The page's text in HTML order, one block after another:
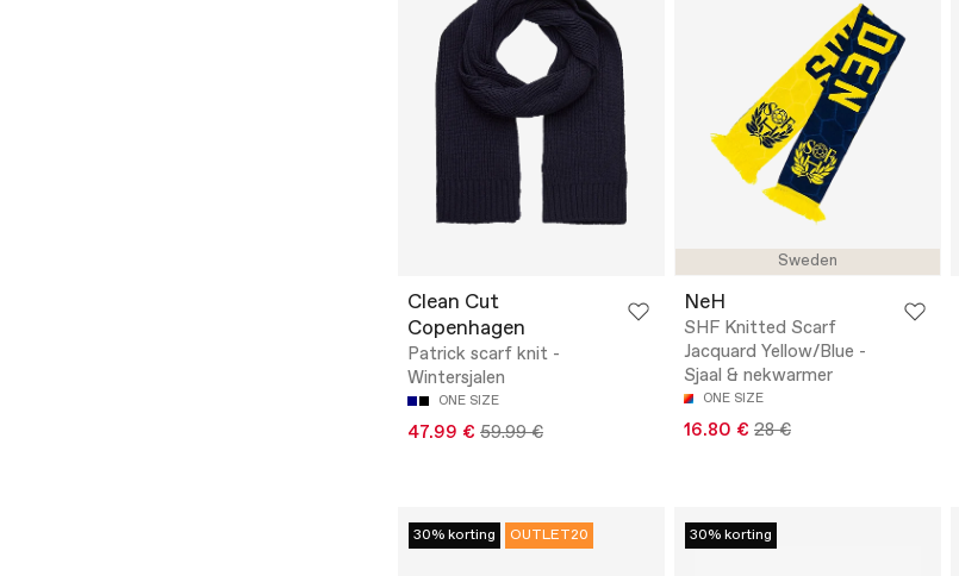
Clean Cut
Copenhagen
Patrick scarf knit -
Wintersjalen
ONE SIZE
47.99 € 59.99 €
Sweden
NeH
SHF Knitted Scarf
Jacquard Yellow/Blue -
Sjaal & nekwarmer
ONE SIZE
16.80 € 28 €
30% korting OUTLET20 30% korting